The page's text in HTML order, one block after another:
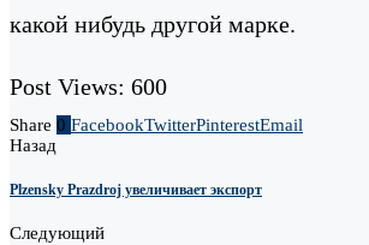
какой нибудь другой марке.
Post Views: 600
Share 0 FacebookTwitterPinterestEmail
Назад
Plzensky Prazdroj увеличивает экспорт
Следующий